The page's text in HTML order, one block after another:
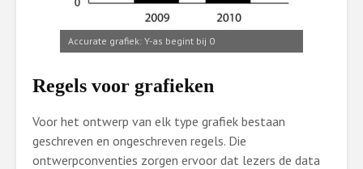
Accurate grafiek: Y-as begint bij 0
Regels voor grafieken
Voor het ontwerp van elk type grafiek bestaan
geschreven en ongeschreven regels. Die
ontwerpconventies zorgen ervoor dat lezers de data